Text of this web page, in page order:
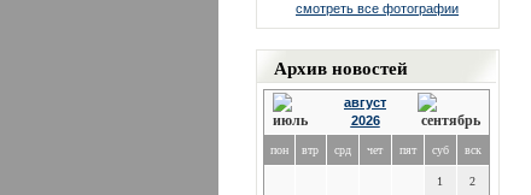
смотреть все фотографии
Архив новостей
август
2026
пон втр срд чет пят суб вск
1 2